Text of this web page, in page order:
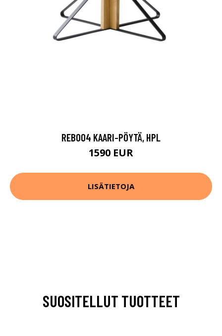
REB004 KAARI-PÖYTÄ, HPL
1590 EUR
LISÄTIETOJA
SUOSITELLUT TUOTTEET